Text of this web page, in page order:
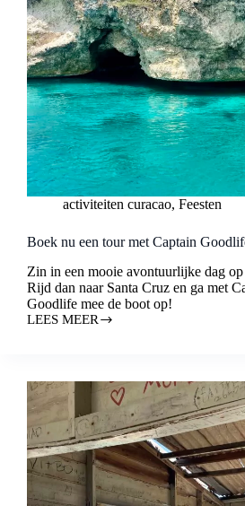
activiteiten curacao, Feesten
Boek nu een tour met Captain
Zin in een mooie avontuurlijke dag
Rijd dan naar Santa Cruz en ga met
Goodlife mee de boot op!
LEES MEER
BOEK
MET
CAPTAIN
GOODLIFE!